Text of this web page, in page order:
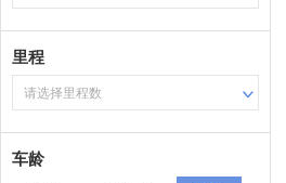
里程
请选择里程数
车龄